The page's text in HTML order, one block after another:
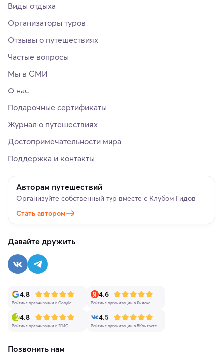
Виды отдыха
Организаторы туров
Отзывы о путешествиях
Частые вопросы
Мы в СМИ
О нас
Подарочные сертификаты
Журнал о путешествиях
Достопримечательности мира
Поддержка и контакты
Авторам путешествий
Организуйте собственный тур вместе с Клубом Гидов
Стать автором
Давайте дружить
4.8
Рейтинг организации в Google
4.6
Рейтинг организации в Яндекс
4.8
Рейтинг организации в 2ГИС
4.5
Рейтинг организации в ВКонтакте
Позвонить нам